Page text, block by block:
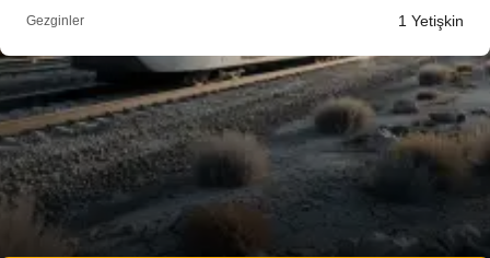
Gezginler 1 Yetişkin